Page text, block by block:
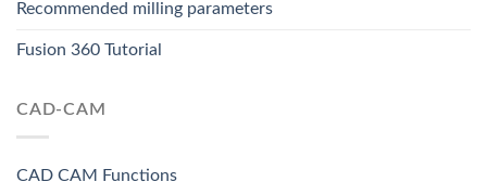
Recommended milling parameters
Fusion 360 Tutorial
CAD-CAM
CAD CAM Functions